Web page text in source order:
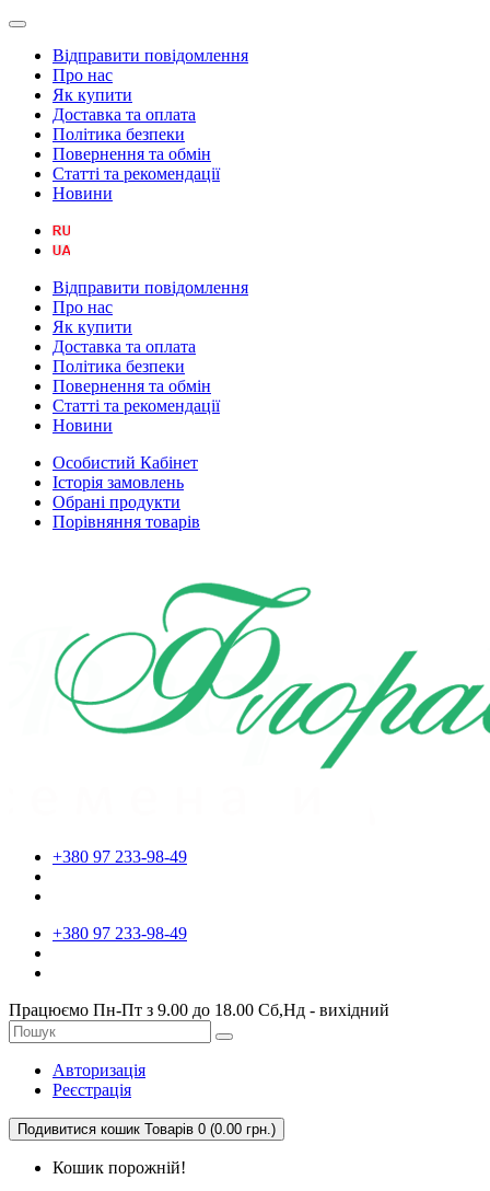
Відправити повідомлення
Про нас
Як купити
Доставка та оплата
Політика безпеки
Повернення та обмін
Статті та рекомендації
Новини
Відправити повідомлення
Про нас
Як купити
Доставка та оплата
Політика безпеки
Повернення та обмін
Статті та рекомендації
Новини
Особистий Кабінет
Історія замовлень
Обрані продукти
Порівняння товарів
+380 97 233-98-49
+380 97 233-98-49
Працюємо Пн-Пт з 9.00 до 18.00 Сб,Нд - вихідний
Авторизація
Реєстрація
Подивитися кошик Товарів 0 (0.00 грн.)
Кошик порожній!